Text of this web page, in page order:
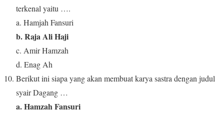
terkenal yaitu ….
a. Hamjah Fansuri
b. Raja Ali Haji
c. Amir Hamzah
d. Enag Ah
Berikut ini siapa yang akan membuat karya sastra dengan judul
syair Dagang …
a. Hamzah Fansuri